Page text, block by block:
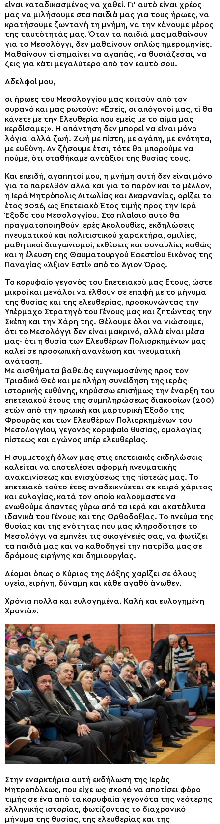
είναι καταδικασμένος να χαθεί. Γι’ αυτό είναι χρέος
μας να μιλήσουμε στα παιδιά μας για τους ήρωες, να
κρατήσουμε ζωντανή τη μνήμη, να την κάνουμε μέρος
της ταυτότητάς μας. Όταν τα παιδιά μας μαθαίνουν
για το Μεσολόγγι, δεν μαθαίνουν απλώς ημερομηνίες.
Μαθαίνουν τί σημαίνει να αγαπάς, να θυσιάζεσαι, να
ζεις για κάτι μεγαλύτερο από τον εαυτό σου.
Αδελφοί μου,
οι ήρωες του Μεσολογγίου μας κοιτούν από τον
ουρανό και μας ρωτούν: «Εσείς, οι απόγονοί μας, τί θα
κάνετε με την Ελευθερία που εμείς με το αίμα μας
κερδίσαμε;». Η απάντηση δεν μπορεί να είναι μόνο
λόγια, αλλά ζωή. Ζωή με πίστη, με αγάπη, με ενότητα,
με ευθύνη. Αν ζήσουμε έτσι, τότε θα μπορούμε να
πούμε, ότι σταθήκαμε αντάξιοι της θυσίας τους.
Και επειδή, αγαπητοί μου, η μνήμη αυτή δεν είναι μόνο
για το παρελθόν αλλά και για το παρόν και το μέλλον,
η Ιερά Μητρόπολις Αιτωλίας και Ακαρνανίας, ορίζει το
έτος 2026, ως Επετειακό Έτος τιμής προς την Ιερά
Έξοδο του Μεσολογγίου. Στο πλαίσιο αυτό θα
πραγματοποιηθούν Ιερές Ακολουθίες, εκδηλώσεις
πνευματικού και πολιτιστικού χαρακτήρα, ομιλίες,
μαθητικοί διαγωνισμοί, εκθέσεις και συναυλίες καθώς
και η έλευση της Θαυματουργού Εφεστίου Εικόνος της
Παναγίας «Άξιον Εστί» από το Άγιον Όρος.
Το κορυφαίο γεγονός του Επετειακού μας Έτους, ώστε
μικροί και μεγάλοι να έλθουν σε επαφή με το μήνυμα
της θυσίας και της ελευθερίας, προσκυνώντας την
Υπέρμαχο Στρατηγό του Γένους μας και ζητώντας την
Σκέπη και την Χάρη της. Θέλουμε όλοι να νιώσουμε,
ότι το Μεσολόγγι δεν είναι μακρινό, αλλά είναι μέσα
μας· ότι η θυσία των Ελευθέρων Πολιορκημένων μας
καλεί σε προσωπική ανανέωση και πνευματική
ανάταση.
Με αισθήματα βαθειάς ευγνωμοσύνης προς τον
Τριαδικό Θεό και με πλήρη συνείδηση της ιεράς
ιστορικής ευθύνης, κηρύσσω επισήμως την έναρξη του
επετειακού έτους της συμπληρώσεως διακοσίων (200)
ετών από την ηρωική και μαρτυρική Έξοδο της
Φρουράς και των Ελευθέρων Πολιορκημένων του
Μεσολογγίου, γεγονός κορυφαίο θυσίας, ομολογίας
πίστεως και αγώνος υπέρ ελευθερίας.
Η συμμετοχή όλων μας στις επετειακές εκδηλώσεις
καλείται να αποτελέσει αφορμή πνευματικής
ανακαινίσεως και ενισχύσεως της πίστεώς μας. Το
επετειακό τούτο έτος αναδεικνύεται σε καιρό χάριτος
και ευλογίας, κατά τον οποίο καλούμαστε να
ενωθούμε άπαντες γύρω από τα ιερά και ακατάλυτα
ιδανικά του Γένους και της Ορθοδοξίας. Το πνεύμα της
θυσίας και της ενότητας που μας κληροδότησε το
Μεσολόγγι να εμπνέει τις οικογένειές σας, να φωτίζει
τα παιδιά μας και να καθοδηγεί την πατρίδα μας σε
δρόμους ειρήνης και δημιουργίας.
Δέομαι όπως ο Κύριος της Δόξης χαρίζει σε όλους
υγεία, ειρήνη, δύναμη και κάθε αγαθό άνωθεν.
Χρόνια πολλά και ευλογημένα. Καλή και ευλογημένη
Χρονιά».
Στην εναρκτήρια αυτή εκδήλωση της Ιεράς
Μητροπόλεως, που είχε ως σκοπό να αποτίσει φόρο
τιμής σε ένα από τα κορυφαία γεγονότα της νεότερης
ελληνικής ιστορίας, φωτίζοντας το διαχρονικό
μήνυμα της θυσίας, της ελευθερίας και της